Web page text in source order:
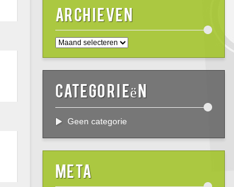
Archieven
Archieven
Categorieën
Geen categorie
Meta